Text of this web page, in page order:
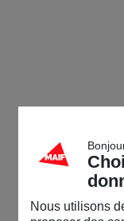
Nous utilisons